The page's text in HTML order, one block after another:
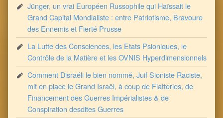
Jünger, un vrai Européen Russophile qui Haïssait le
Grand Capital Mondialiste : entre Patriotisme, Bravoure
des Ennemis et Fierté Prusse
La Lutte des Consciences, les Etats Psioniques, le
Contrôle de la Matière et les OVNIS Hyperdimensionnels
Comment Disraéli le bien nommé, Juif Sioniste Raciste,
mit en place le Grand Israël, à coup de Flatteries, de
Financement des Guerres Impérialistes & de
Conspiration desdites Guerres